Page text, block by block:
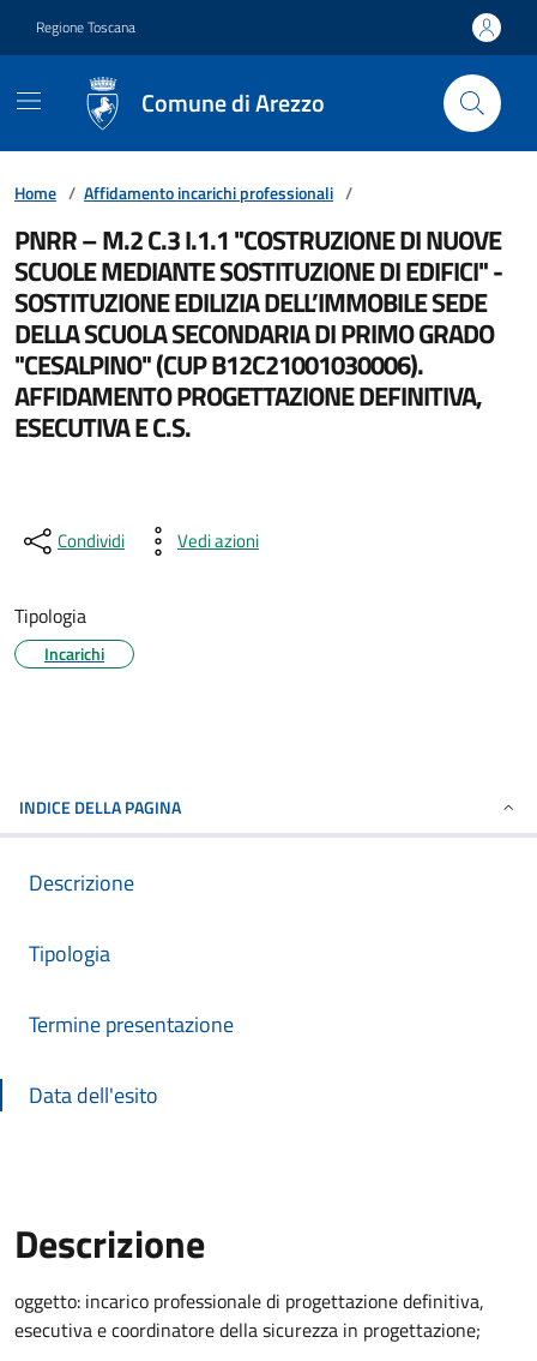
Regione Toscana
Comune di Arezzo
Home / Affidamento incarichi professionali /
PNRR – M.2 C.3 I.1.1 "COSTRUZIONE DI NUOVE
SCUOLE MEDIANTE SOSTITUZIONE DI EDIFICI" -
SOSTITUZIONE EDILIZIA DELL’IMMOBILE SEDE
DELLA SCUOLA SECONDARIA DI PRIMO GRADO
"CESALPINO" (CUP B12C21001030006).
AFFIDAMENTO PROGETTAZIONE DEFINITIVA,
ESECUTIVA E C.S.
Condividi Vedi azioni
Tipologia
Incarichi
INDICE DELLA PAGINA
Descrizione
Tipologia
Termine presentazione
Data dell'esito
Descrizione
Descrizione Bando
oggetto: incarico professionale di progettazione definitiva,
esecutiva e coordinatore della sicurezza in progettazione;